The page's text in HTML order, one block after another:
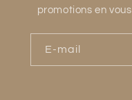
promotions en
E-mail